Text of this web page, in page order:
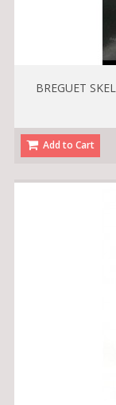
BREGUET
Add to Cart